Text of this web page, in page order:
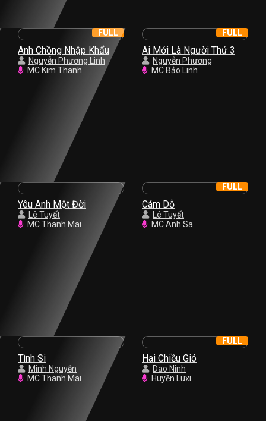
Anh Chồng Nhập Khẩu
Nguyễn Phương Linh
MC Kim Thanh
FULL
Ai Mới Là Người Thứ 3
Nguyễn Phương
MC Bảo Linh
FULL
Yêu Anh Một Đời
Lê Tuyết
MC Thanh Mai
Cám Dỗ
Lê Tuyết
MC Anh Sa
FULL
Tình Si
Minh Nguyễn
MC Thanh Mai
Hai Chiều Gió
Dao Ninh
Huyền Luxi
FULL